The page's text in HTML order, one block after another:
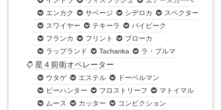
エンカク
サベージ シデロカ
スペクター
スワイヤー
テキーラ
バイビーク
フランカ
フリント
ブローカ
ラップランド
Tachanka ラ・プルマ
星４前衛オペレーター
ウタゲ エステル
ドーベルマン
ビーハンター
フロストリーフ
マトイマル
ムース
カッター
コンビクション